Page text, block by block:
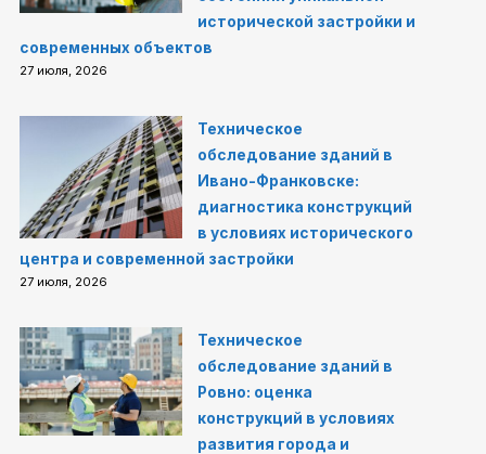
исторической застройки и
современных объектов
27 июля, 2026
Техническое
обследование зданий в
Ивано-Франковске:
диагностика конструкций
в условиях исторического
центра и современной застройки
27 июля, 2026
Техническое
обследование зданий в
Ровно: оценка
конструкций в условиях
развития города и